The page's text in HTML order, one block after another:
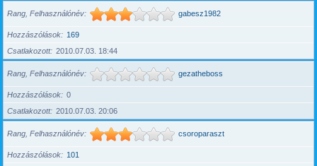
Rang, Felhasználónév gabesz1982
Hozzászólások
169
Csatlakozott
2010.07.03. 18:44
Rang, Felhasználónév gezatheboss
Hozzászólások
0
Csatlakozott
2010.07.03. 20:06
Rang, Felhasználónév csoroparaszt
Hozzászólások
101